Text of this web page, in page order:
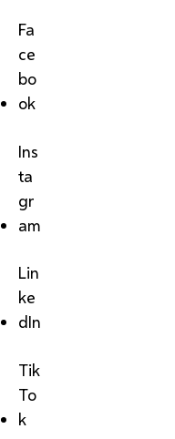
Fa
ce
bo
ok
Ins
ta
gr
am
Lin
ke
dIn
Tik
To
k